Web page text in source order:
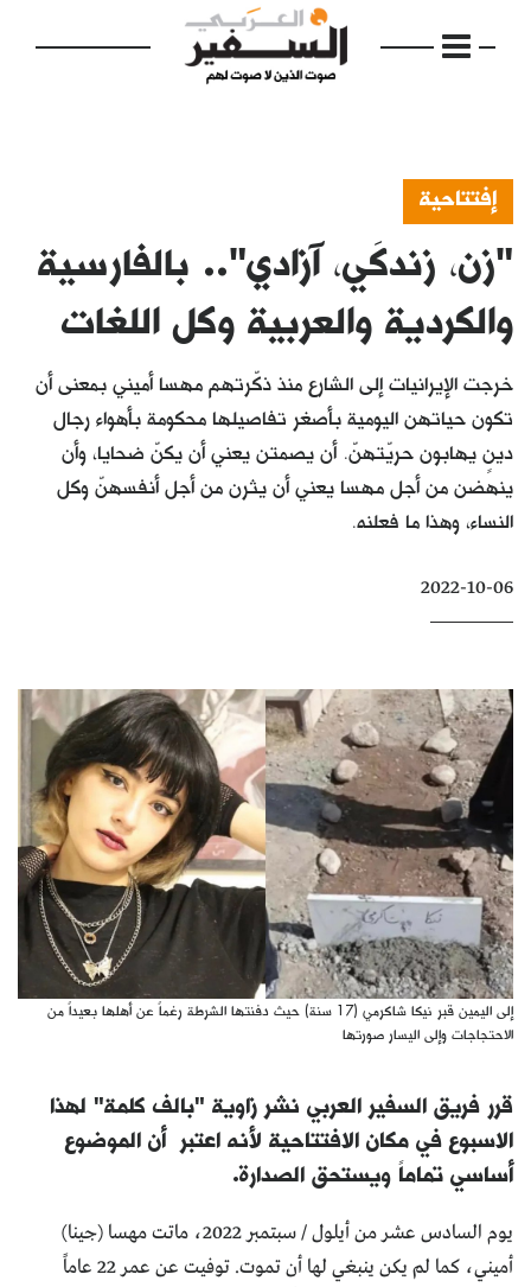
الرئيسية
مواضيع
فكرة
دفاتر
بالصورة
إفتتاحية
"زن، زندكَی، آزادی".. بالفارسية
والكردية والعربية وكل اللغات
خرجت الإيرانيات إلى الشارع منذ ذكّرتهم مهسا أميني بمعنى أن
تكون حياتهن اليومية بأصغر تفاصيلها محكومة بأهواء رجال
دينٍ يهابون حريّتهنّ. أن يصمتن يعني أن يكنّ ضحايا، وأن
ينهضن من أجل مهسا يعني أن يثرن من أجل أنفسهنّ وكل
النساء، وهذا ما فعلنه.
2022-10-06
إلى اليمين قبر نيكا شاكرمي (17 سنة) حيث دفنتها الشرطة رغماً عن أهلها بعيداً من
الاحتجاجات وإلى اليسار صورتها
قرر فريق السفير العربي نشر زاوية "بالف كلمة" لهذا
الاسبوع في مكان الافتتاحية لأنه اعتبر أن الموضوع
أساسي تماماً ويستحق الصدارة.
يوم السادس عشر من أيلول / سبتمبر 2022، ماتت مهسا (جينا)
أميني، كما لم يكن ينبغي لها أن تموت. توفيت عن عمر 22 عاماً